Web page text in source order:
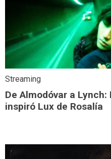
Streaming
De Almodóvar a
inspiró Lux de Rosalía